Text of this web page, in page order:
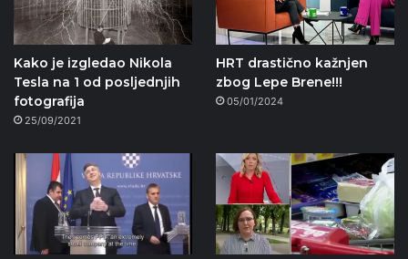
Kako je izgledao Nikola
Tesla na 1 od posljednjih
fotografija
25/09/2021
HRT drastično kažnjen
zbog Lepe Brene!!!
05/01/2024